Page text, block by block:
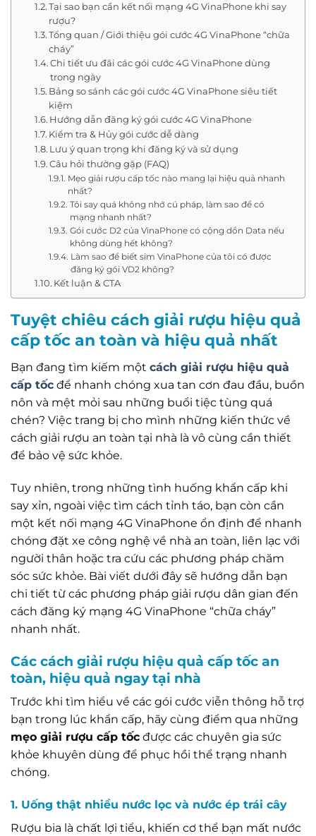
Tại sao bạn cần kết nối mạng 4G VinaPhone khi say
rượu?
Tổng quan / Giới thiệu gói cước 4G VinaPhone “chữa
cháy”
Chi tiết ưu đãi các gói cước 4G VinaPhone dùng
trong ngày
Bảng so sánh các gói cước 4G VinaPhone siêu tiết
kiệm
Hướng dẫn đăng ký gói cước 4G VinaPhone
Kiểm tra & Hủy gói cước dễ dàng
Lưu ý quan trọng khi đăng ký và sử dụng
Câu hỏi thường gặp (FAQ)
Mẹo giải rượu cấp tốc nào mang lại hiệu quả nhanh
nhất?
Tôi say quá không nhớ cú pháp, làm sao để có
mạng nhanh nhất?
Gói cước D2 của VinaPhone có cộng dồn Data nếu
không dùng hết không?
Làm sao để biết sim VinaPhone của tôi có được
đăng ký gói VD2 không?
Kết luận & CTA
Tuyệt chiêu cách giải rượu hiệu quả
cấp tốc an toàn và hiệu quả nhất
Bạn đang tìm kiếm một cách giải rượu hiệu quả
cấp tốc để nhanh chóng xua tan cơn đau đầu, buồn
nôn và mệt mỏi sau những buổi tiệc tùng quá
chén? Việc trang bị cho mình những kiến thức về
cách giải rượu an toàn tại nhà là vô cùng cần thiết
để bảo vệ sức khỏe.
Tuy nhiên, trong những tình huống khẩn cấp khi
say xỉn, ngoài việc tìm cách tỉnh táo, bạn còn cần
một kết nối mạng 4G VinaPhone ổn định để nhanh
chóng đặt xe công nghệ về nhà an toàn, liên lạc với
người thân hoặc tra cứu các phương pháp chăm
sóc sức khỏe. Bài viết dưới đây sẽ hướng dẫn bạn
chi tiết từ các phương pháp giải rượu dân gian đến
cách đăng ký mạng 4G VinaPhone “chữa cháy”
nhanh nhất.
Các cách giải rượu hiệu quả cấp tốc an
toàn, hiệu quả ngay tại nhà
Trước khi tìm hiểu về các gói cước viễn thông hỗ trợ
bạn trong lúc khẩn cấp, hãy cùng điểm qua những
mẹo giải rượu cấp tốc được các chuyên gia sức
khỏe khuyên dùng để phục hồi thể trạng nhanh
chóng.
1. Uống thật nhiều nước lọc và nước ép trái cây
Rượu bia là chất lợi tiểu, khiến cơ thể bạn mất nước